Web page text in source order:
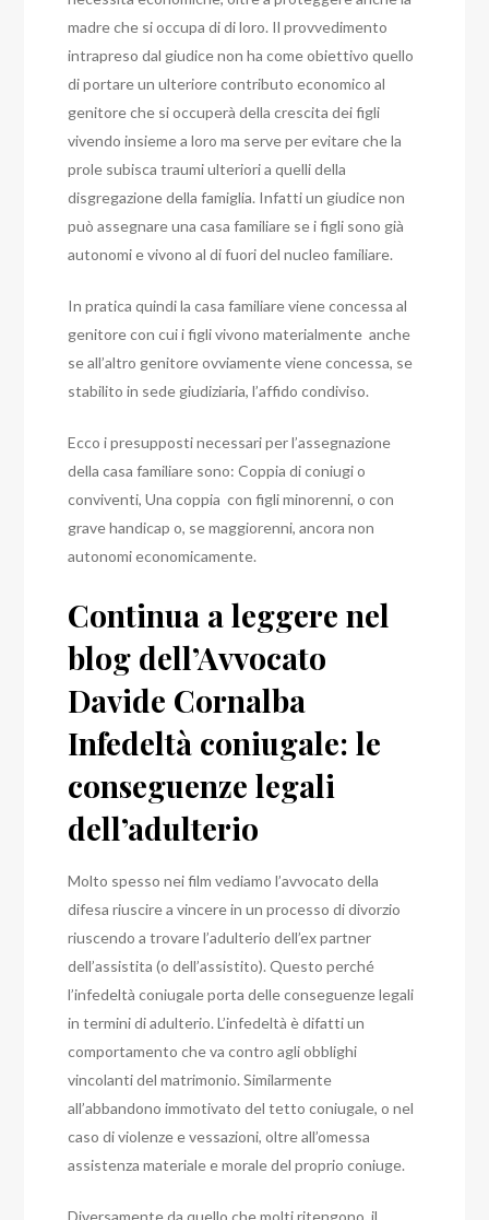
madre che si occupa di di loro. Il provvedimento
intrapreso dal giudice non ha come obiettivo quello
di portare un ulteriore contributo economico al
genitore che si occuperà della crescita dei figli
vivendo insieme a loro ma serve per evitare che la
prole subisca traumi ulteriori a quelli della
disgregazione della famiglia. Infatti un giudice non
può assegnare una casa familiare se i figli sono già
autonomi e vivono al di fuori del nucleo familiare.
In pratica quindi la casa familiare viene concessa al
genitore con cui i figli vivono materialmente anche
se all’altro genitore ovviamente viene concessa, se
stabilito in sede giudiziaria, l’affido condiviso.
Ecco i presupposti necessari per l’assegnazione
della casa familiare sono:Coppia di coniugi o
conviventi,Una coppia con figli minorenni, o con
grave handicap o, se maggiorenni, ancora non
autonomi economicamente.
Continua a leggere nel
blog dell’Avvocato
Davide Cornalba
Infedeltà coniugale: le
conseguenze legali
dell’adulterio
Molto spesso nei film vediamo l’avvocato della
difesa riuscire a vincere in un processo di divorzio
riuscendo a trovare l’adulterio dell’ex partner
dell’assistita (o dell’assistito). Questo perché
l’infedeltà coniugale porta delle conseguenze legali
in termini di adulterio.L’infedeltà è difatti un
comportamento che va contro agli obblighi
vincolanti del matrimonio. Similarmente
all’abbandono immotivato del tetto coniugale, o nel
caso di violenze e vessazioni, oltre all’omessa
assistenza materiale e morale del proprio coniuge.
Diversamente da quello che molti ritengono, il